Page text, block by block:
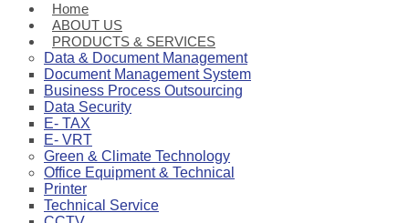
Home
ABOUT US
PRODUCTS & SERVICES
Data & Document Management
Document Management System
Business Process Outsourcing
Data Security
E- TAX
E- VRT
Green & Climate Technology
Office Equipment & Technical
Printer
Technical Service